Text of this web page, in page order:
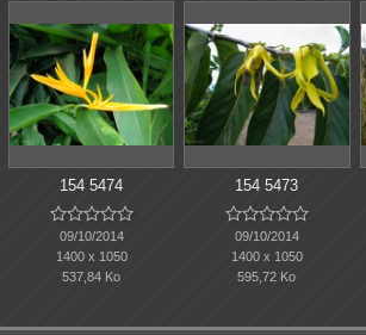
154 5474

09/10/2014
1400 x 1050
537,84 Ko
154 5473

09/10/2014
1400 x 1050
595,72 Ko